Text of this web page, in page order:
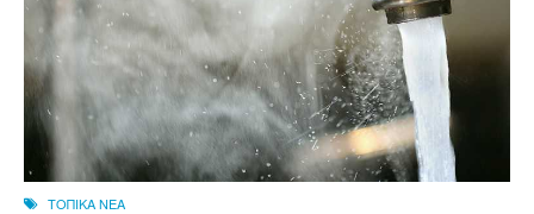
ΤΟΠΙΚΑ ΝΕΑ